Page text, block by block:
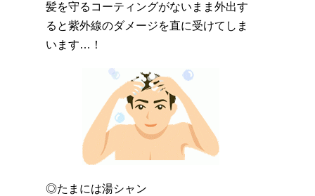
髪を守るコーティングがないまま外出す
ると紫外線のダメージを直に受けてしま
います…！
◎たまには湯シャン